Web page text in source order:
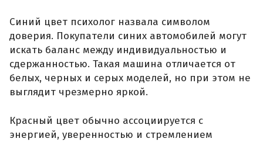
Синий цвет психолог назвала символом
доверия. Покупатели синих автомобилей могут
искать баланс между индивидуальностью и
сдержанностью. Такая машина отличается от
белых, черных и серых моделей, но при этом не
выглядит чрезмерно яркой.
Красный цвет обычно ассоциируется с
энергией, уверенностью и стремлением